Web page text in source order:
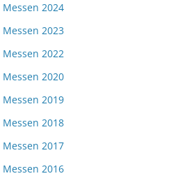
Messen 2024
Messen 2023
Messen 2022
Messen 2020
Messen 2019
Messen 2018
Messen 2017
Messen 2016